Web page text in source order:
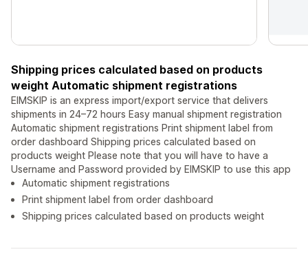
Shipping prices calculated based on products
weight Automatic shipment registrations
EIMSKIP is an express import/export service that delivers
shipments in 24–72 hours Easy manual shipment registration
Automatic shipment registrations Print shipment label from
order dashboard Shipping prices calculated based on
products weight Please note that you will have to have a
Username and Password provided by EIMSKIP to use this app
Automatic shipment registrations
Print shipment label from order dashboard
Shipping prices calculated based on products weight